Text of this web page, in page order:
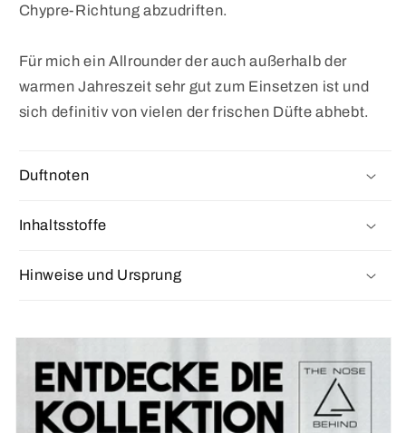
Chypre-Richtung abzudriften.
Für mich ein Allrounder der auch außerhalb der
warmen Jahreszeit sehr gut zum Einsetzen ist und
sich definitiv von vielen der frischen Düfte abhebt.
Duftnoten
Inhaltsstoffe
Hinweise und Ursprung